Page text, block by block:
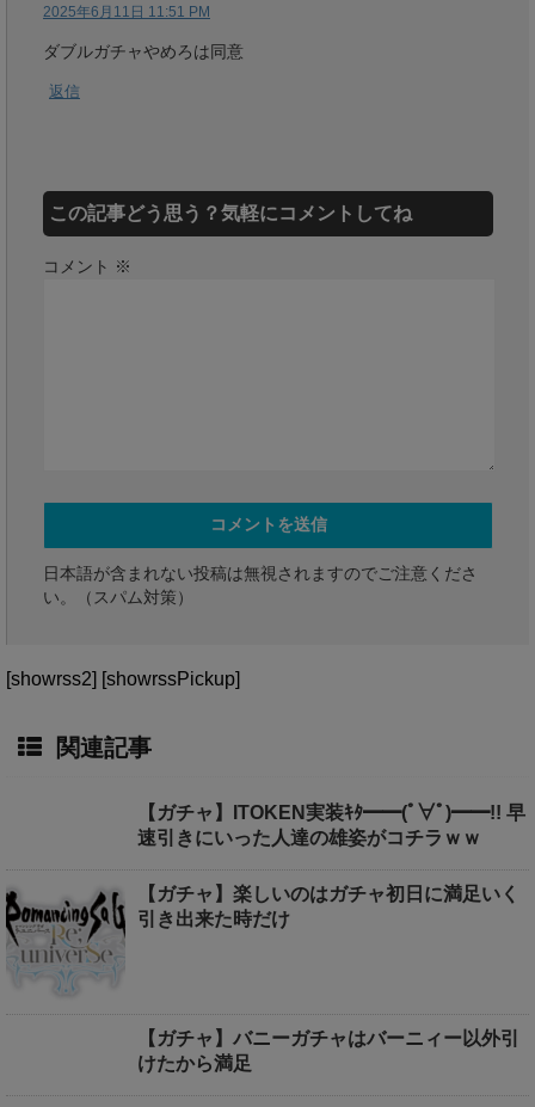
2025年6月11日 11:51 PM
ダブルガチャやめろは同意
返信
この記事どう思う？気軽にコメントしてね
コメント ※
日本語が含まれない投稿は無視されますのでご注意くださ
い。（スパム対策）
[showrss2] [showrssPickup]
関連記事
【ガチャ】ITOKEN実装ｷﾀ━━(ﾟ∀ﾟ)━━!! 早
速引きにいった人達の雄姿がコチラｗｗ
【ガチャ】楽しいのはガチャ初日に満足いく
引き出来た時だけ
【ガチャ】バニーガチャはバーニィー以外引
けたから満足